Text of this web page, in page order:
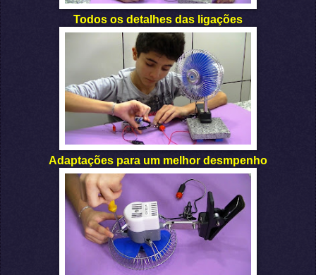
Todos os detalhes das ligações
Adaptações para um melhor desmpenho